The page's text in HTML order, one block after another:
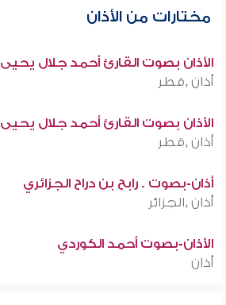
مختارات من الأذان
الأذان بصوت القارئ أحمد جلال يحيى
أذان ,قطر
الأذان بصوت القارئ أحمد جلال يحيى
أذان ,قطر
أذان-بصوت . رابح بن دراح الجزائري
أذان ,الجزائر
الأذان-بصوت أحمد الكوردي
أذان